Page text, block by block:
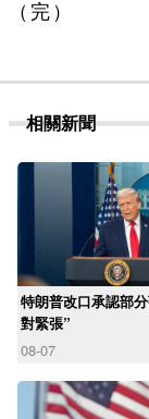
（完）
相關新聞
特朗普改口承認部
對緊張”
08-07